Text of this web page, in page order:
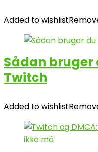
Added to wishlist
Sådan bruger
Twitch
Added to wishlist